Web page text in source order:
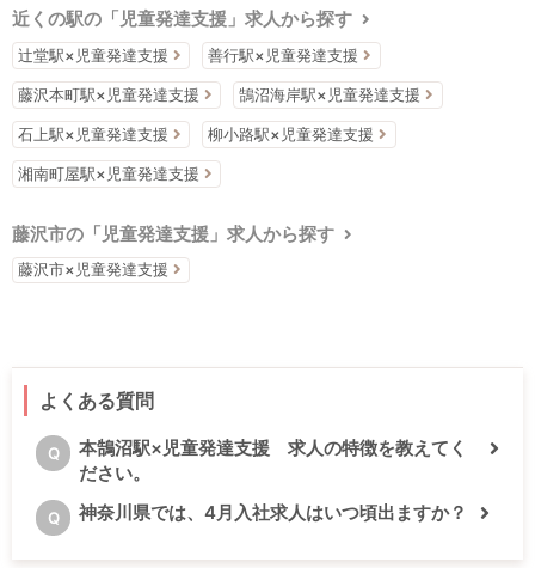
近くの駅の「児童発達支援」求人から探す
辻堂駅×児童発達支援 善行駅×児童発達支援
藤沢本町駅×児童発達支援 鵠沼海岸駅×児童発達支援
石上駅×児童発達支援 柳小路駅×児童発達支援
湘南町屋駅×児童発達支援
藤沢市の「児童発達支援」求人から探す
藤沢市×児童発達支援
よくある質問
Q
本鵠沼駅×児童発達支援 求人の特徴を教えてく
ださい。
Q 神奈川県では、4月入社求人はいつ頃出ますか？